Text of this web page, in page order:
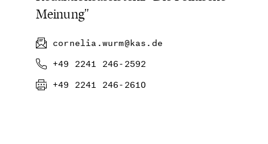
Meinung"
cornelia.wurm@kas.de
+49 2241 246-2592
+49 2241 246-2610